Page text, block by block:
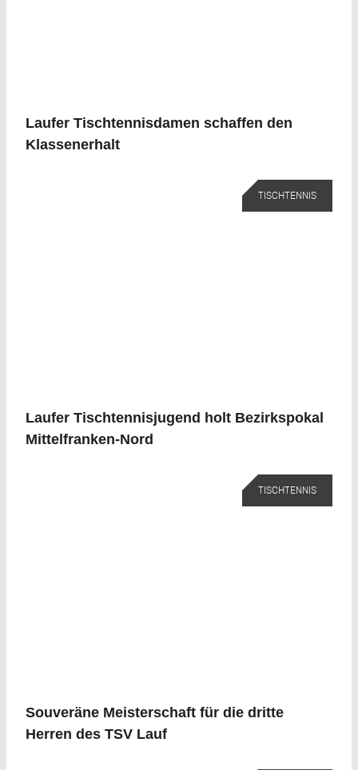
Laufer Tischtennisdamen schaffen den
Klassenerhalt
TISCHTENNIS
Laufer Tischtennisjugend holt Bezirkspokal
Mittelfranken-Nord
TISCHTENNIS
Souveräne Meisterschaft für die dritte
Herren des TSV Lauf